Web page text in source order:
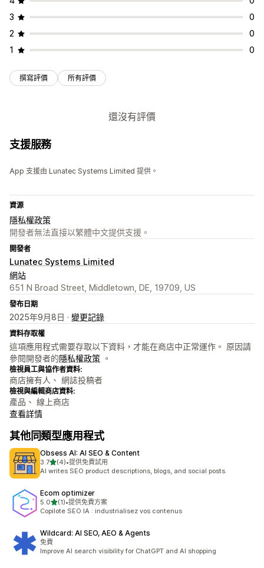
3
0
2
0
1
0
撰寫評價 所有評價
還沒有評價
支援服務
App 支援由 Lunatec Systems Limited 提供。
資源
隱私權政策
開發者無法直接以繁體中文提供支援。
開發者
Lunatec Systems Limited
網站
651 N Broad Street, Middletown, DE, 19709, US
發布日期
2025年9月8日 · 變更記錄
資料存取權
這項應用程式需要存取以下資料，才能在商店中正常運作。 原因請
參閱開發者的隱私權政策 。
檢視員工與協作者資料:
商店擁有人、 網誌投稿者
檢視與編輯商店資料:
產品、 線上商店
查看詳情
其他同類型應用程式
Obsess AI: AI SEO & Content
3.7滿分 5 顆星
(4)
共有 4 則評價
•提供免費試用
AI writes SEO product descriptions, blogs, and social posts.
Ecom optimizer
5.0滿分 5 顆星
(1)
共有 1 則評價
•提供免費方案
Copilote SEO IA : industrialisez vos contenus
Wildcard: AI SEO, AEO & Agents
免費
Improve AI search visibility for ChatGPT and AI shopping